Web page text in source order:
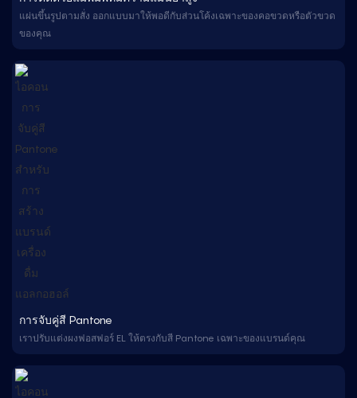
แผ่นขึ้นรูปตามสั่ง ออกแบบมาให้พอดีกับส่วนโค้งเฉพาะของคอขวดหรือตัวขวด
ของคุณ
การจับคู่สี Pantone
เราปรับแต่งผงฟอสฟอร์ EL ให้ตรงกับสี Pantone เฉพาะของแบรนด์คุณ